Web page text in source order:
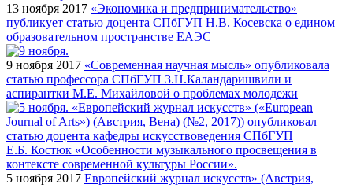
13 ноября 2017 «Экономика и предпринимательство»
публикует статью доцента СПбГУП Н.В. Косевска о едином
образовательном пространстве ЕАЭС
9 ноября 2017 «Современная научная мысль» опубликовала
статью профессора СПбГУП З.Н.Каландаришвили и
аспирантки М.Е. Михайловой о проблемах молодежи
5 ноября 2017 Европейский журнал искусств» (Австрия,